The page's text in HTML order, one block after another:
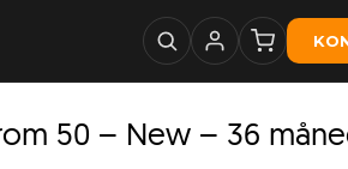
50 – New – 36